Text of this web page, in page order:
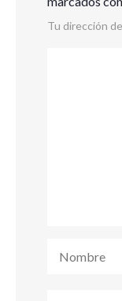
Tu dirección